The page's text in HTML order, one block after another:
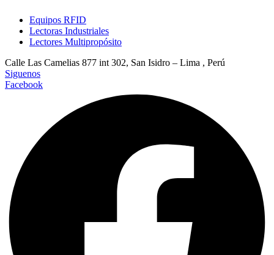
Equipos RFID
Lectoras Industriales
Lectores Multipropósito
Calle Las Camelias 877 int 302, San Isidro – Lima , Perú
Siguenos
Facebook